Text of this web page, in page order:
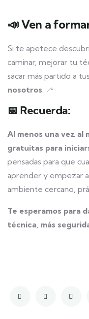
📣 Ven a
Si te apetece
caminar, mejorar tu
sacar más partido a
nosotros. 🦯
📅 Recuerda:
Al menos una vez al
gratuitas para
pensadas para que
aprender y empezar
ambiente cercano,
Te esperamos para
técnica, más